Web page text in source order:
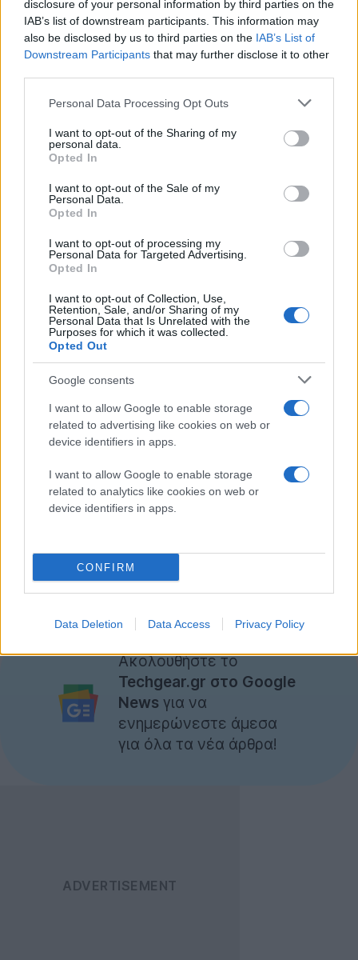
disclosure of your personal information by third parties on the
IAB’s list of downstream participants. This information may
also be disclosed by us to third parties on the IAB’s List of
Downstream Participants that may further disclose it to other
Please note that this website/app uses one or more Google
not limited to your visit or usage behaviour. You may click to
grant or deny consent to Google and its third-party tags to
use your data for below specified purposes in below Google
consent section.
Personal Data Processing Opt Outs
I want to opt-out of the Sharing of my
personal data.
Opted In
I want to opt-out of the Sale of my
Personal Data.
Opted In
I want to opt-out of processing my
Personal Data for Targeted Advertising.
Opted In
I want to opt-out of Collection, Use,
Retention, Sale, and/or Sharing of my
Personal Data that Is Unrelated with the
Purposes for which it was collected.
Opted Out
Google consents
I want to allow Google to enable storage
related to advertising like cookies on web or
device identifiers in apps.
I want to allow Google to enable storage
related to analytics like cookies on web or
device identifiers in apps.
CONFIRM
Data Deletion Data Access Privacy Policy
κρυπτογράφησης.
Η έρευνα πραγματοποιήθηκε σε συνεργασία των
Berlin και έδειξε ότι η χρήση μιας femtocell συσκευής
(μικρός σταθμός βάσης) είναι ικανή να εντοπίσει την
τοποθεσία ενός smartphone. Στη μία περίπτωση, ο
Mobile Subscriber Identity (TMSI) της συσκευής και
στην άλλη, να υποκλέψει το Authentication and Key
Agreement (AKA) request που κάνει ένα τηλέφωνο και
να το αποστείλει σε όλες τις συσκευές που
βρίσκονται στην περιοχή.
Οι ερευνητές έχουν αποστείλει τα ευρήματά τους στο
αναμένεται να τα παρουσιάσουν στο ACM Conference
on Computer and Communications Security.
Ακολουθήστε το
Techgear.gr στο Google
News για να
ενημερώνεστε άμεσα
για όλα τα νέα άρθρα!